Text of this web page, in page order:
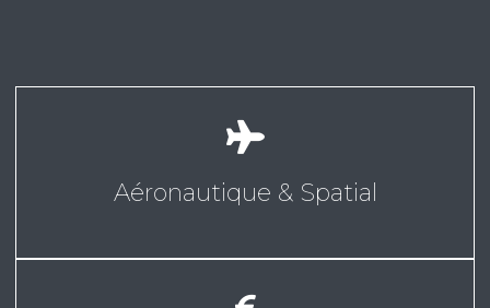
Aéronautique & Spatial